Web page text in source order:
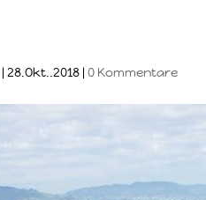
|28.Okt..2018 |0 Kommentare